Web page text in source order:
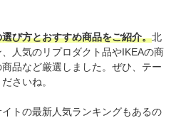
び方とおすすめ商品をご紹介。北
人気のリプロダクト品やIKEAの商
品など厳選しました。ぜひ、テー
さいね。
トの最新人気ランキングもあるの